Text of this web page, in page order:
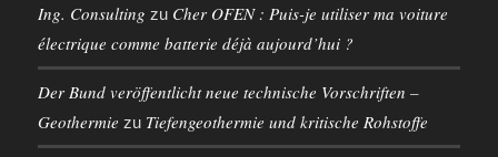
Ing. Consulting zu Cher OFEN : Puis-je utiliser ma voiture
électrique comme batterie déjà aujourd’hui ?
Der Bund veröffentlicht neue technische Vorschriften –
Geothermie zu Tiefengeothermie und kritische Rohstoffe